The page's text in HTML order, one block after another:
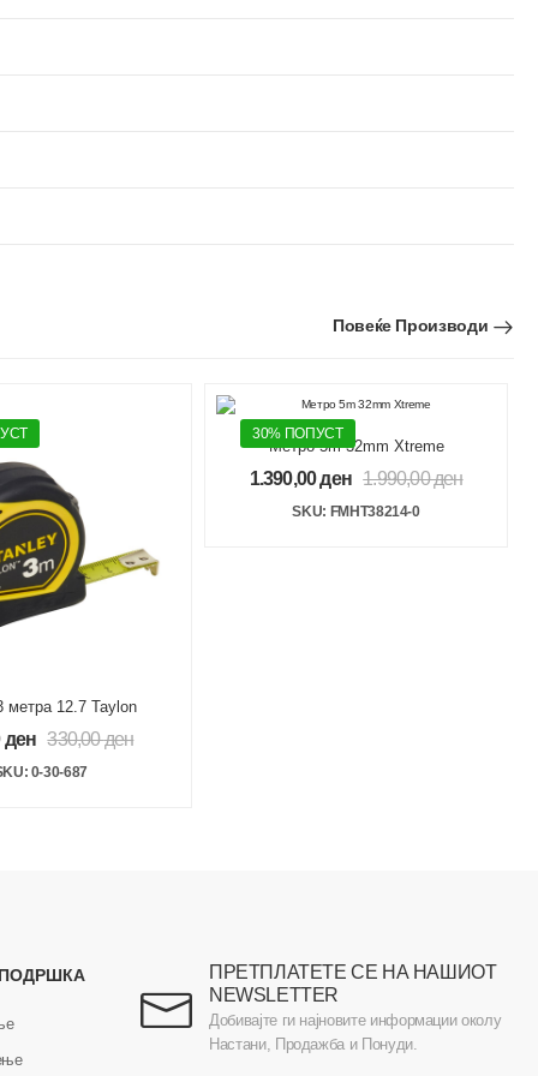
Повеќе Производи
метра 12.7 Taylon
ден 330,00ден
0-30-687
30% ПОПУСТ
Метро 5m 32mm Xtreme
1.390,00ден 1.990,00ден
SKU: FMHT38214-0
ПРЕТПЛАТЕТЕ СЕ НА НАШИОТ
NEWSLETTER
Добивајте ги најновите информации околу
Настани, Продажба и Понуди.